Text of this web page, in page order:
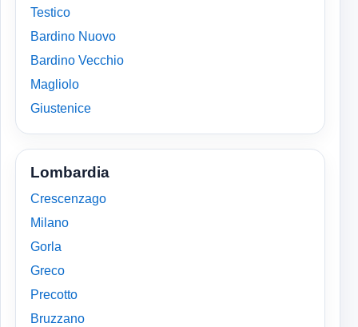
Testico
Bardino Nuovo
Bardino Vecchio
Magliolo
Giustenice
Lombardia
Crescenzago
Milano
Gorla
Greco
Precotto
Bruzzano